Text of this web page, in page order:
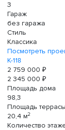
3
Гараж
без гаража
Стиль
Классика
Посмотреть
К-118
2 759 000 ₽
2 345 000 ₽
Площадь дома
98,3
Площадь террасы
20,4 м2
Количество